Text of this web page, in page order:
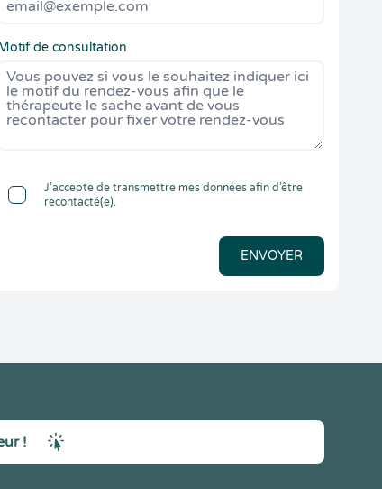
de consultation
J’accepte de transmettre mes données afin d’être
recontacté(e).
ENVOYER
!